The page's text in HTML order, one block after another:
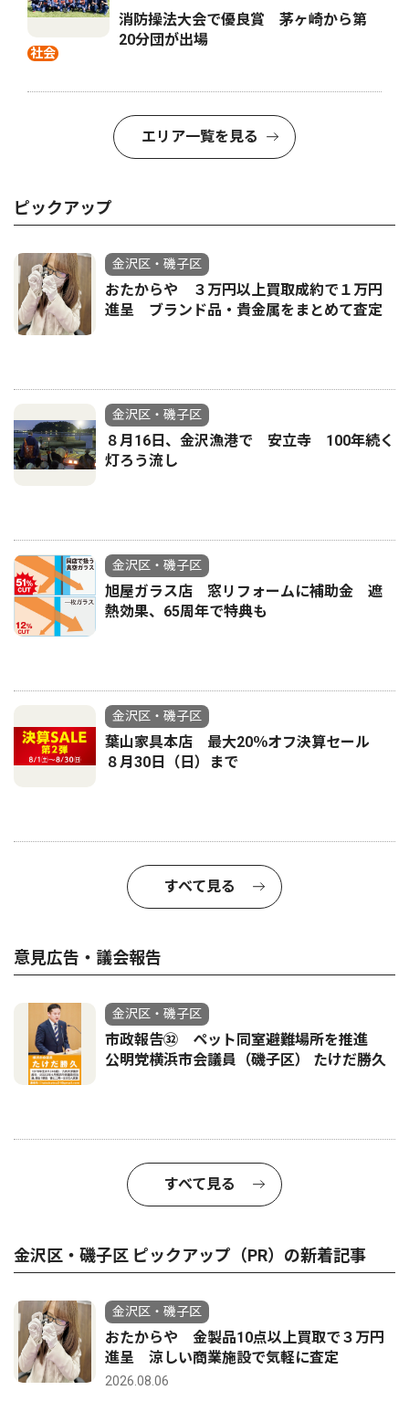
社会
消防操法大会で優良賞 茅ヶ崎から第
20分団が出場
エリア一覧を見る
ピックアップ
金沢区・磯子区
おたからや ３万円以上買取成約で１万円
進呈 ブランド品・貴金属をまとめて査定
金沢区・磯子区
８月16日、金沢漁港で 安立寺 100年続く
灯ろう流し
金沢区・磯子区
旭屋ガラス店 窓リフォームに補助金 遮
熱効果、65周年で特典も
金沢区・磯子区
葉山家具本店 最大20％オフ決算セール
８月30日（日）まで
すべて見る
意見広告・議会報告
金沢区・磯子区
市政報告㉜ ペット同室避難場所を推進
公明党横浜市会議員（磯子区） たけだ勝久
すべて見る
金沢区・磯子区 ピックアップ（PR）の新着記事
金沢区・磯子区
おたからや 金製品10点以上買取で３万円
進呈 涼しい商業施設で気軽に査定
2026.08.06